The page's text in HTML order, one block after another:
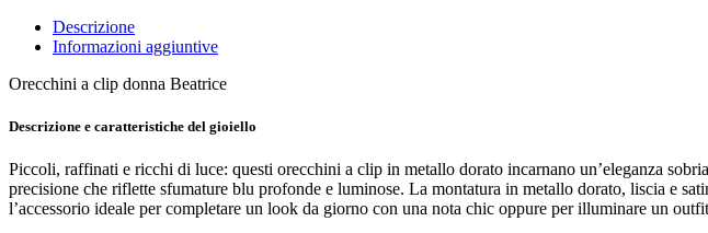
Descrizione
Informazioni aggiuntive
Orecchini a clip donna Beatrice
Descrizione e caratteristiche del gioiello
Piccoli, raffinati e ricchi di luce: questi orecchini a clip in metallo dorato incarnano un’eleganza
precisione che riflette sfumature blu profonde e luminose. La montatura in metallo dorato, liscia e
l’accessorio ideale per completare un look da giorno con una nota chic oppure per illuminare un